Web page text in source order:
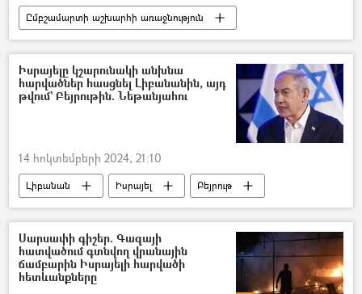
Ըմբշամարտի աշխարհի առաջնություն
Ըմբշամարտ
Սպորտ Հայաստան
Իսրայելը կշարունակի անխնա
հարվածներ հասցնել Լիբանանին, այդ
թվում` Բեյրութին. Նեթանյահու
14 հոկտեմբերի 2024, 21:10
Լիբանան Իսրայել
Բեյրութ
Պատերազմ
ռմբակոծություն
Հզբոլլահ
Բենիամին Նեթանյահու
Սարսափի գիշեր. Գազայի
հատվածում գտնվող վրանային
ճամբարին Իսրայելի հարվածի
հետևանքները